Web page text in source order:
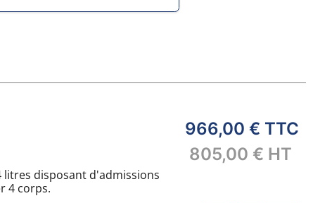
disposant d'admissions
4 corps.
966,00 € TTC
805,00 € HT